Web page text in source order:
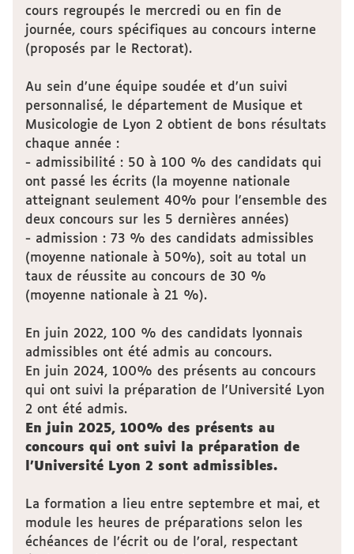
cours regroupés le mercredi ou en fin de
journée, cours spécifiques au concours interne
(proposés par le Rectorat).
Au sein d’une équipe soudée et d’un suivi
personnalisé, le département de Musique et
Musicologie de Lyon 2 obtient de bons résultats
chaque année :
- admissibilité : 50 à 100 % des candidats qui
ont passé les écrits (la moyenne nationale
atteignant seulement 40% pour l'ensemble des
deux concours sur les 5 dernières années)
- admission : 73 % des candidats admissibles
(moyenne nationale à 50%), soit au total un
taux de réussite au concours de 30 %
(moyenne nationale à 21 %).
En juin 2022, 100 % des candidats lyonnais
admissibles ont été admis au concours.
En juin 2024, 100% des présents au concours
qui ont suivi la préparation de l'Université Lyon
2 ont été admis.
En juin 2025, 100% des présents au
concours qui ont suivi la préparation de
l'Université Lyon 2 sont admissibles.
La formation a lieu entre septembre et mai, et
module les heures de préparations selon les
échéances de l’écrit ou de l’oral, respectant